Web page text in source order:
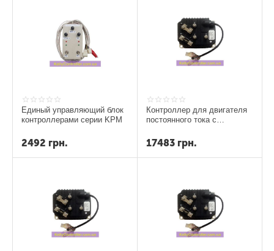
Единый управляющий блок
контроллерами серии KPM
2492 грн.
Контроллер для двигателя
постоянного тока с
полного моста KPM4840...
17483 грн.